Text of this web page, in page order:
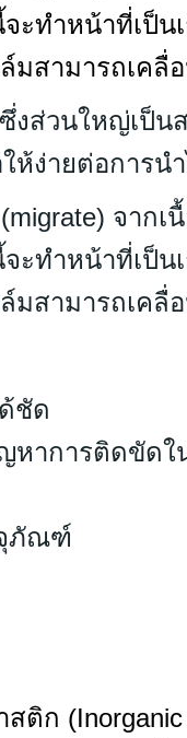
ำหน้าที่เป็นเ
สามารถเคลื่
งส่วนใหญ่เป็น
ห้ง่ายต่อการน
จากเ
ำหน้าที่เป็นเ
สามารถเคลื่
ชัด
าการติดขัดใ
ภัณฑ์
ติก (Inorganic